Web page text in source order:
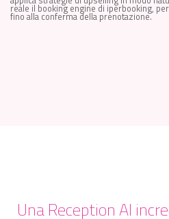
reale il booking engine di iperbooking,
fino alla conferma della prenotazione.
Una Reception AI